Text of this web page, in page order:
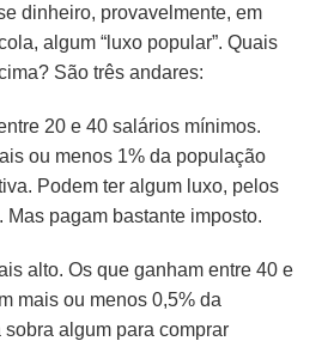
dinheiro, provavelmente, em
algum “luxo popular”. Quais
São três andares:
20 e 40 salários mínimos.
ou menos 1% da população
Podem ter algum luxo, pelos
Mas pagam bastante imposto.
alto. Os que ganham entre 40 e
mais ou menos 0,5% da
algum para comprar